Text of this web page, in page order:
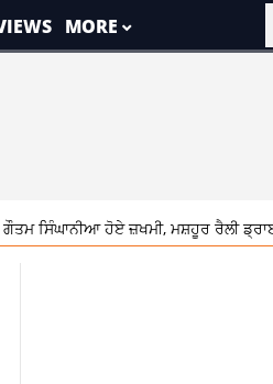
MORE
ਸਿੰਘਾਨੀਆ ਹੋਏ ਜ਼ਖਮੀ, ਮਸ਼ਹੂਰ ਰੈਲੀ